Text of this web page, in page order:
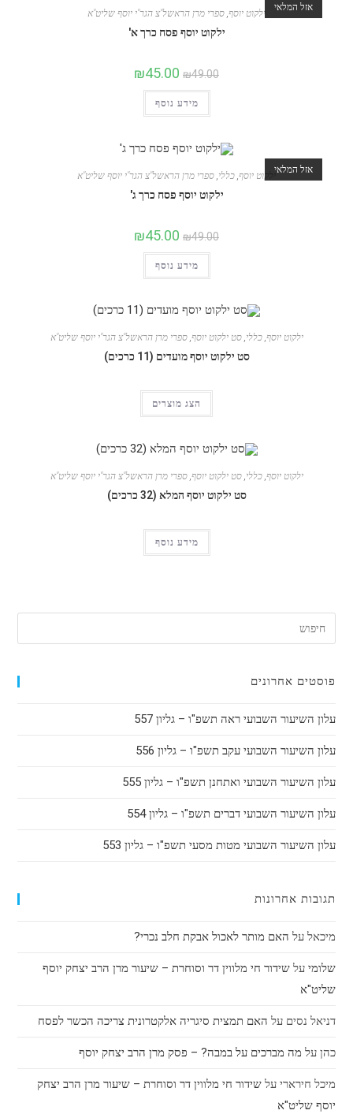
אזל המלאי
ילקוט יוסף, ספרי מרן הראשל"צ הגר"י יוסף שליט"א
ילקוט יוסף פסח כרך א'
₪49.00
₪45.00
מידע נוסף
אזל המלאי
ילקוט יוסף כללי ספרי מרן הראשל"צ הגר"י יוסף שליט"א
ילקוט יוסף פסח כרך ג'
₪49.00
₪45.00
מידע נוסף
ילקוט יוסף,כללי,סט ילקוט יוסף,ספרי מרן הראשל"צ הגר"י יוסף שליט"א
סט ילקוט יוסף מועדים (11 כרכים)
הצג מוצרים
ילקוט יוסף ,כללי ,סט ילקוט יוסף ,ספרי מרן הראשל"צ הגר"י יוסף שליט"א
סט ילקוט יוסף המלא (32 כרכים)
מידע נוסף
פוסטים אחרונים
עלון השיעור השבועי ראה תשפ"ו – גליון 557
עלון השיעור השבועי עקב תשפ"ו – גליון 556
עלון השיעור השבועי ואתחנן תשפ"ו – גליון 555
עלון השיעור השבועי דברים תשפ"ו – גליון 554
עלון השיעור השבועי מטות מסעי תשפ"ו – גליון 553
תגובות אחרונות
מיכאל על האם מותר לאכול אבקת חלב נכרי?
שלומי עלשידור חי מלווין דר וסוחרת – שיעור מרן הרב יצחק יוסף
שליט"א
דניאל נסים על האם תמצית סיגריה אלקטרונית צריכה הכשר לפסח
כהן על מה מברכים על במבה? – פסק מרן הרב יצחק יוסף
מיכל חירארי עלשידור חי מלווין דר וסוחרת – שיעור מרן הרב יצחק
יוסף שליט"א